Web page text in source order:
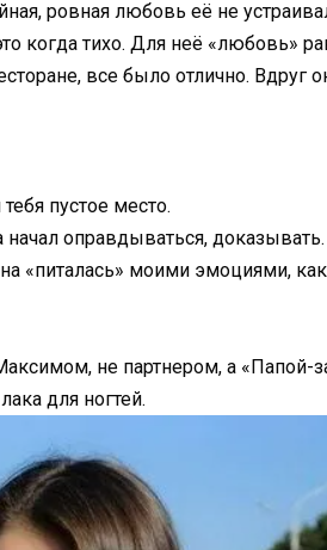
ровная любовь её не
когда тихо. Для неё «любовь»
все было отлично. Вдруг
пустое место.
оправдываться,
«питалась» моими эмоциями,
не партнером, а «Папой-
для ногтей.